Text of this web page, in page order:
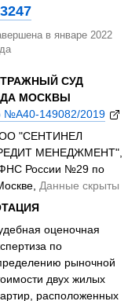
в январе 2022
СУД
МОСКВЫ
№А40-149082/2019
"СЕНТИНЕЛ
МЕНЕДЖМЕНТ",
России №29 по
Данные скрыты
оценочная
по
рыночной
двух жилых
расположенных